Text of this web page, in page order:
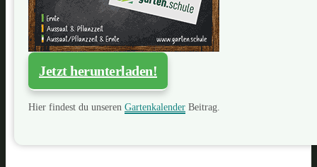
Jetzt herunterladen!
Hier findest du unseren Gartenkalender Beitrag.